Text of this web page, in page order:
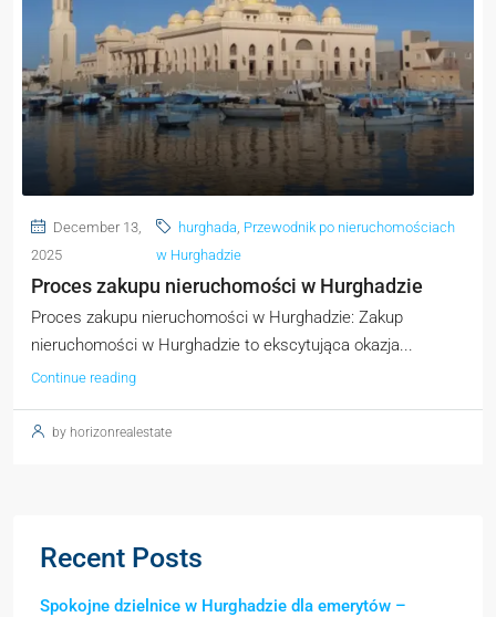
December 13,
2025
hurghada Przewodnik po nieruchomościach
w Hurghadzie
Proces zakupu nieruchomości w Hurghadzie
Proces zakupu nieruchomości w Hurghadzie: Zakup
nieruchomości w Hurghadzie to ekscytująca okazja...
Continue reading
by horizonrealestate
Recent Posts
Spokojne dzielnice w Hurghadzie dla emerytów –